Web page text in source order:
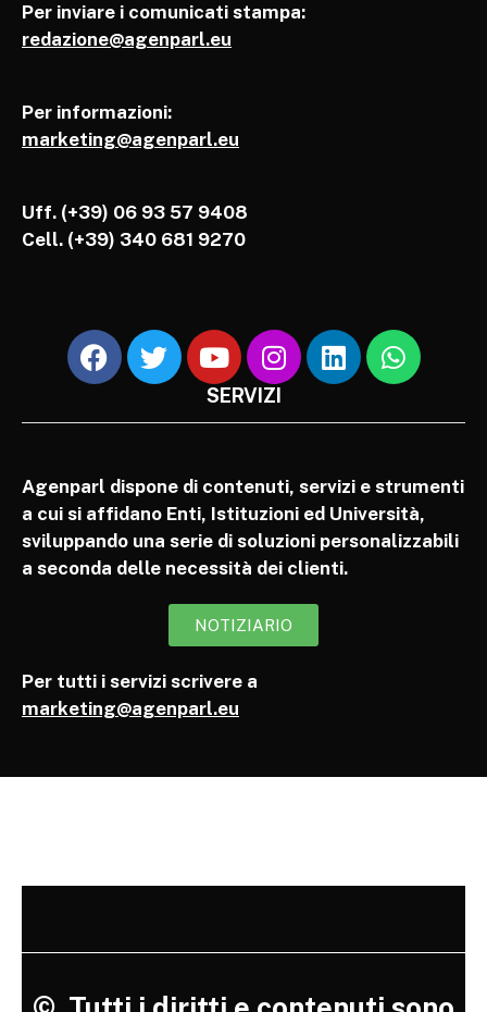
Per inviare i comunicati stampa:
redazione@agenparl.eu
Per informazioni:
marketing@agenparl.eu
Uff. (+39) 06 93 57 9408
Cell. (+39) 340 681 9270
SERVIZI
Agenparl dispone di contenuti, servizi e strumenti
a cui si affidano Enti, Istituzioni ed Università,
sviluppando una serie di soluzioni personalizzabili
a seconda delle necessità dei clienti.
NOTIZIARIO
Per tutti i servizi scrivere a
marketing@agenparl.eu